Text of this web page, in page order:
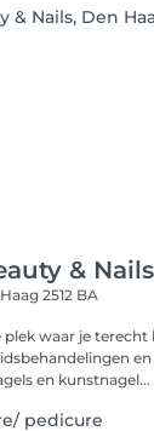
& Nails
2512 BA
plek waar je
en kunstnagel...
pedicure